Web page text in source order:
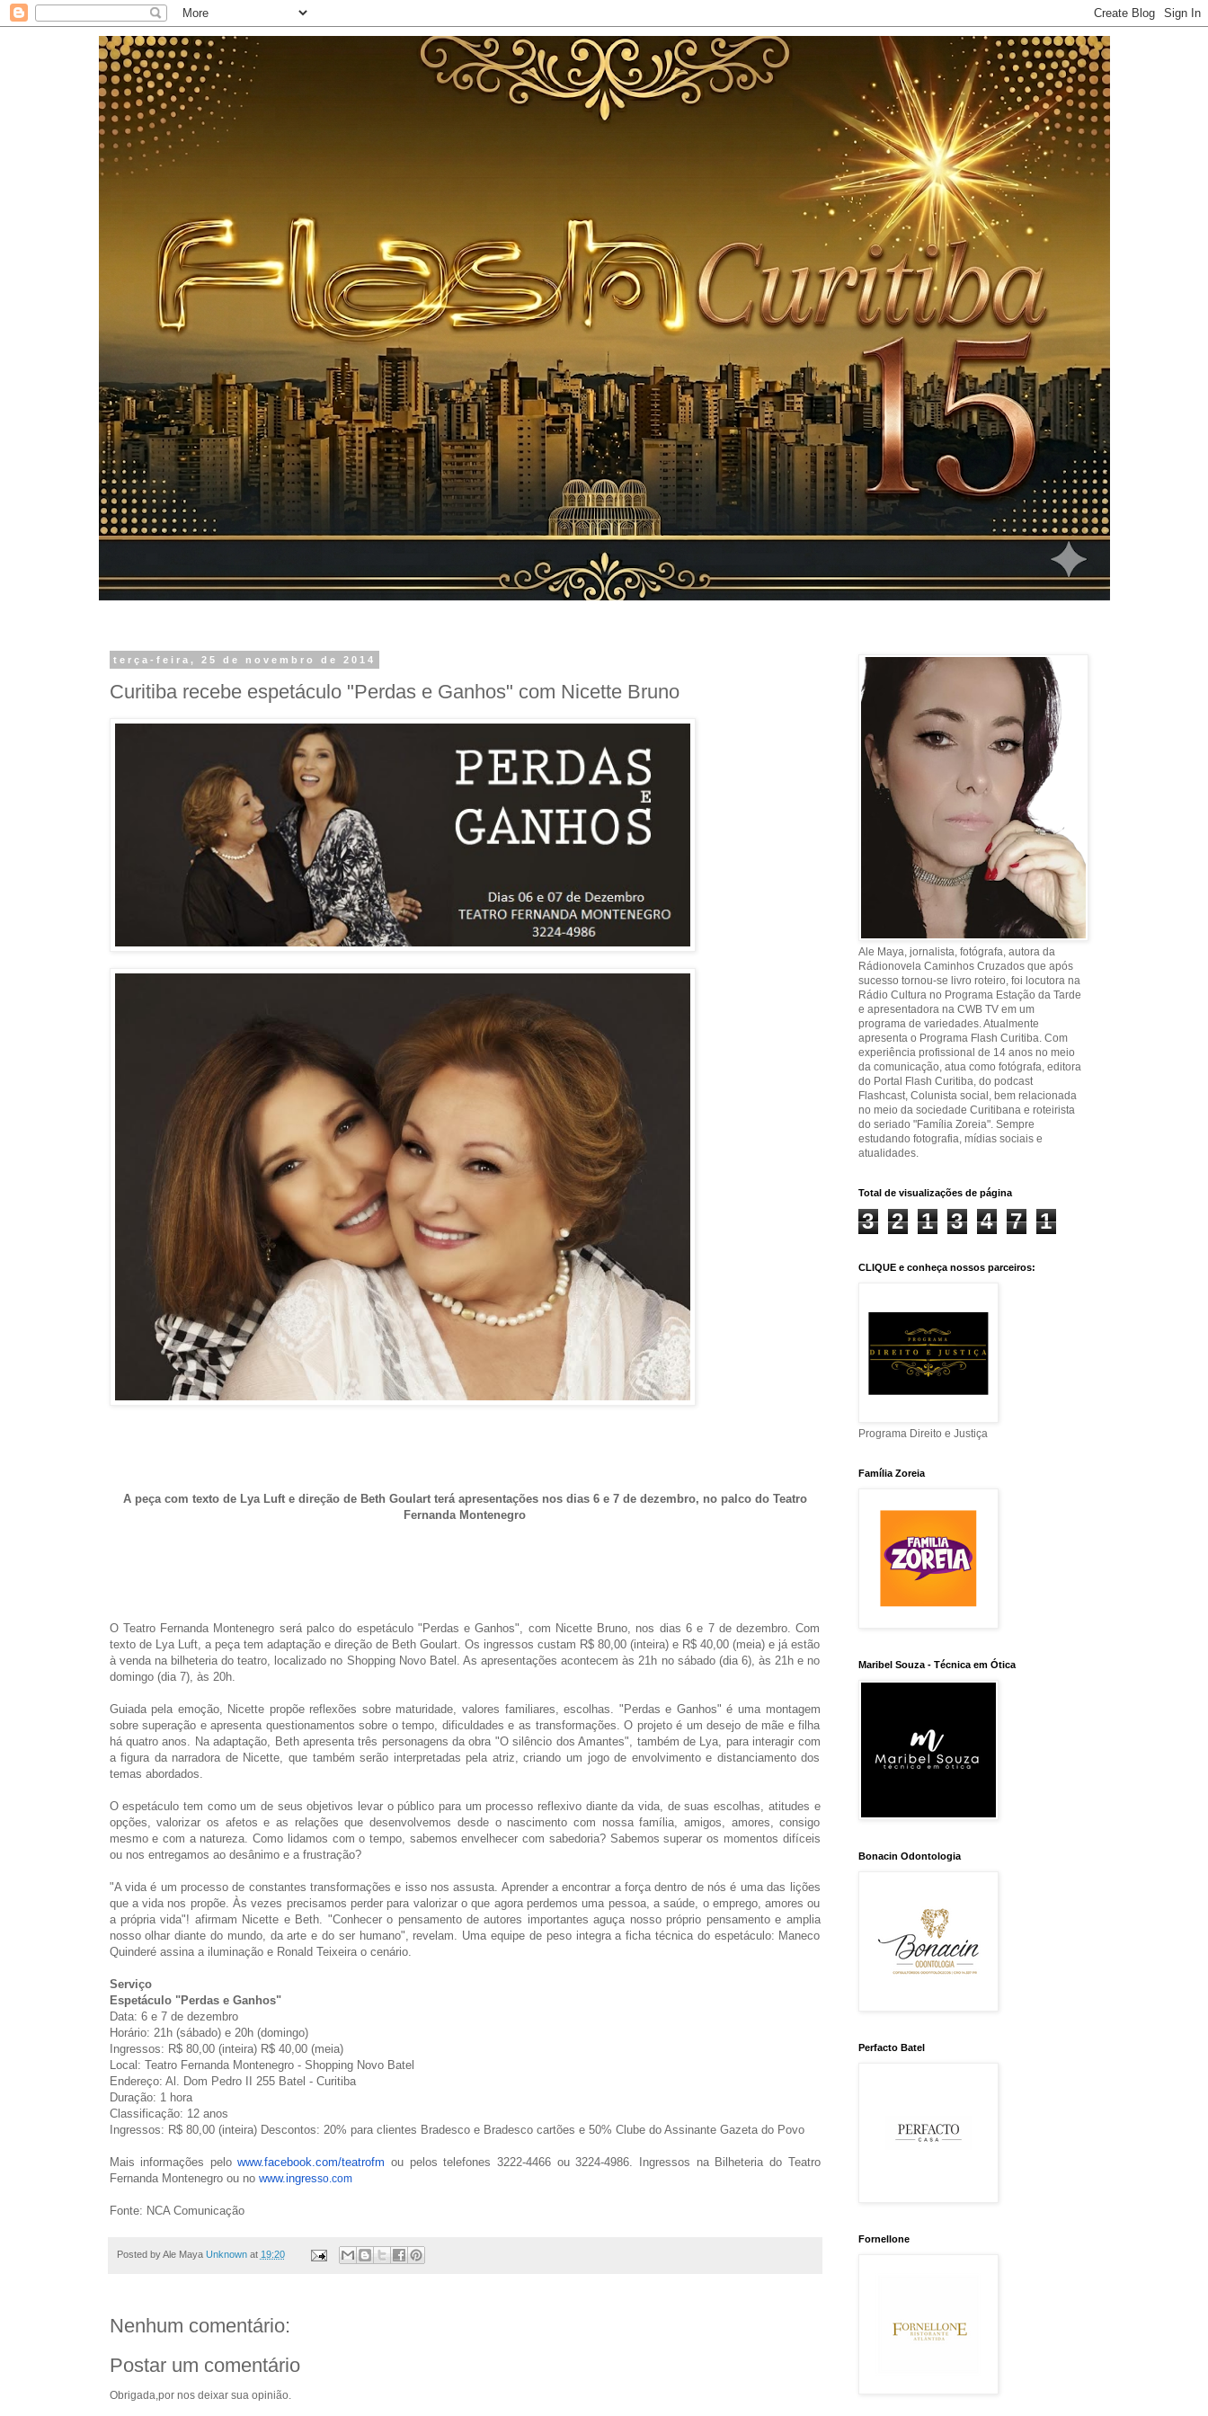
terça-feira, 25 de novembro de 2014
Curitiba recebe espetáculo "Perdas e Ganhos" com Nicette Bruno
A peça com texto de Lya Luft e direção de Beth Goulart terá apresentações nos dias 6 e 7 de dezembro, no palco do Teatro
Fernanda Montenegro
O Teatro Fernanda Montenegro será palco do espetáculo "Perdas e Ganhos", com Nicette Bruno, nos dias 6 e 7 de dezembro. Com
texto de Lya Luft, a peça tem adaptação e direção de Beth Goulart. Os ingressos custam R$ 80,00 (inteira) e R$ 40,00 (meia) e já estão
à venda na bilheteria do teatro, localizado no Shopping Novo Batel. As apresentações acontecem às 21h no sábado (dia 6), às 21h e no
domingo (dia 7), às 20h.
Guiada pela emoção, Nicette propõe reflexões sobre maturidade, valores familiares, escolhas. "Perdas e Ganhos" é uma montagem
sobre superação e apresenta questionamentos sobre o tempo, dificuldades e as transformações. O projeto é um desejo de mãe e filha
há quatro anos. Na adaptação, Beth apresenta três personagens da obra "O silêncio dos Amantes", também de Lya, para interagir com
a figura da narradora de Nicette, que também serão interpretadas pela atriz, criando um jogo de envolvimento e distanciamento dos
temas abordados.
O espetáculo tem como um de seus objetivos levar o público para um processo reflexivo diante da vida, de suas escolhas, atitudes e
opções, valorizar os afetos e as relações que desenvolvemos desde o nascimento com nossa família, amigos, amores, consigo
mesmo e com a natureza. Como lidamos com o tempo, sabemos envelhecer com sabedoria? Sabemos superar os momentos difíceis
ou nos entregamos ao desânimo e a frustração?
"A vida é um processo de constantes transformações e isso nos assusta. Aprender a encontrar a força dentro de nós é uma das lições
que a vida nos propõe. Às vezes precisamos perder para valorizar o que agora perdemos uma pessoa, a saúde, o emprego, amores ou
a própria vida"! afirmam Nicette e Beth. "Conhecer o pensamento de autores importantes aguça nosso próprio pensamento e amplia
nosso olhar diante do mundo, da arte e do ser humano", revelam. Uma equipe de peso integra a ficha técnica do espetáculo: Maneco
Quinderé assina a iluminação e Ronald Teixeira o cenário.
Serviço
Espetáculo "Perdas e Ganhos"
Data: 6 e 7 de dezembro
Horário: 21h (sábado) e 20h (domingo)
Ingressos: R$ 80,00 (inteira) R$ 40,00 (meia)
Local: Teatro Fernanda Montenegro - Shopping Novo Batel
Endereço: Al. Dom Pedro II 255 Batel - Curitiba
Duração: 1 hora
Classificação: 12 anos
Ingressos: R$ 80,00 (inteira) Descontos: 20% para clientes Bradesco e Bradesco cartões e 50% Clube do Assinante Gazeta do Povo
Mais informações pelowww.facebook.com/teatrofm ou pelos telefones 3222-4466 ou 3224-4986. Ingressos na Bilheteria do Teatro
Fernanda Montenegro ou no www.ingresso.com
Fonte: NCA Comunicação
Posted by Ale Maya Unknown at 19:20
Nenhum comentário:
Postar um comentário
Obrigada,por nos deixar sua opinião.
Ale Maya, jornalista, fotógrafa, autora da
Rádionovela Caminhos Cruzados que após
sucesso tornou-se livro roteiro, foi locutora na
Rádio Cultura no Programa Estação da Tarde
e apresentadora na CWB TV em um
programa de variedades. Atualmente
apresenta o Programa Flash Curitiba. Com
experiência profissional de 14 anos no meio
da comunicação, atua como fotógrafa, editora
do Portal Flash Curitiba, do podcast
Flashcast, Colunista social, bem relacionada
no meio da sociedade Curitibana e roteirista
do seriado "Família Zoreia". Sempre
estudando fotografia, mídias sociais e
atualidades.
Total de visualizações de página
3 2 1 3 4 7 1
CLIQUE e conheça nossos parceiros:
Programa Direito e Justiça
Família Zoreia
Maribel Souza - Técnica em Ótica
Bonacin Odontologia
Perfacto Batel
Fornellone